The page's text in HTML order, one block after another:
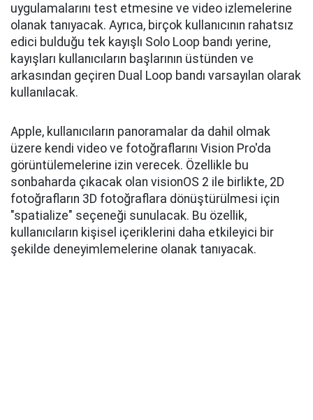
uygulamalarını test etmesine ve video izlemelerine
olanak tanıyacak. Ayrıca, birçok kullanıcının rahatsız
edici bulduğu tek kayışlı Solo Loop bandı yerine,
kayışları kullanıcıların başlarının üstünden ve
arkasından geçiren Dual Loop bandı varsayılan olarak
kullanılacak.
Apple, kullanıcıların panoramalar da dahil olmak
üzere kendi video ve fotoğraflarını Vision Pro'da
görüntülemelerine izin verecek. Özellikle bu
sonbaharda çıkacak olan visionOS 2 ile birlikte, 2D
fotoğrafların 3D fotoğraflara dönüştürülmesi için
"spatialize" seçeneği sunulacak. Bu özellik,
kullanıcıların kişisel içeriklerini daha etkileyici bir
şekilde deneyimlemelerine olanak tanıyacak.